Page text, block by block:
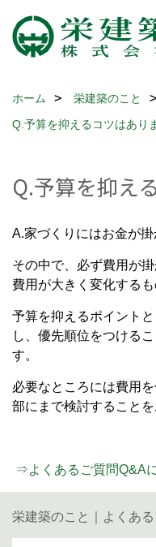
ホーム 栄建築のこと
Q.予算を抑えるコツはあり
Q.予算を抑え
A.家づくりにはお金が掛
その中で、必ず費用が
費用が大きく変化するも
予算を抑えるポイント
し、優先順位をつける
す。
必要なところには費用
部にまで検討することを
⇒よくあるご質問Q&A
栄建築のこと｜よくあ